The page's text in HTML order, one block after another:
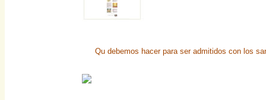
Qu debemos hacer para ser admitidos con los